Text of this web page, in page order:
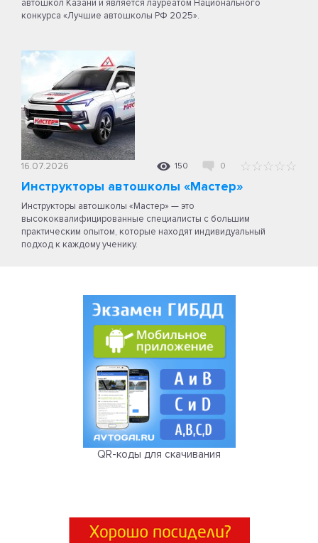
автошкол Казани и является лауреатом Национального
конкурса «Лучшие автошколы РФ 2025».
16.07.2026 150 0
Инструкторы автошколы «Мастер»
Инструкторы автошколы «Мастер» — это
высококвалифицированные специалисты с большим
практическим опытом, которые находят индивидуальный
подход к каждому ученику.
QR-коды для скачивания